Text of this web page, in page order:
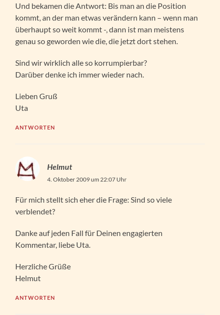
Und bekamen die Antwort: Bis man an die Position
kommt, an der man etwas verändern kann – wenn man
überhaupt so weit kommt -, dann ist man meistens
genau so geworden wie die, die jetzt dort stehen.
Sind wir wirklich alle so korrumpierbar?
Darüber denke ich immer wieder nach.
Lieben Gruß
Uta
ANTWORTEN
Helmut
4. Oktober 2009 um 22:07 Uhr
Für mich stellt sich eher die Frage: Sind so viele
verblendet?
Danke auf jeden Fall für Deinen engagierten
Kommentar, liebe Uta.
Herzliche Grüße
Helmut
ANTWORTEN